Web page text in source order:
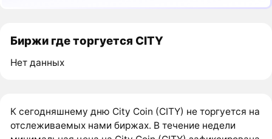
Биржи где торгуется CITY
Нет данных
К сегодняшнему дню City Coin (CITY) не торгуется на
отслеживаемых нами биржах. В течение недели